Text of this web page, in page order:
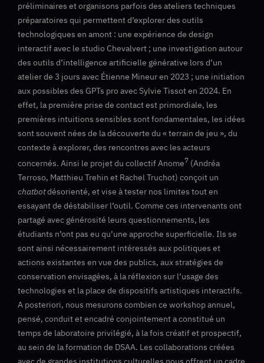
préliminaires et organisons parfois des ateliers techniques
préparatoires qui permettent d’explorer des outils
technologiques en amont : une expérience de design
interactif avec le studio Chevalvert ; une investigation autour
des outils d’intelligence artificielle générative lors d’un
atelier de 3 jours avec Étienne Mineur en 2023 ; une initiation
aux possibles des GPTs pro avec Sylvie Tissot en 2024. En
effet, la première prise de contact est primordiale, les
premières intuitions sensibles sont fondamentales, les idées
sont souvent nées de la découverte du « terrain de jeu », du
contexte à explorer, des rencontres avec les acteurs
concernés. Ainsi le projet du collectif Anome7 (Andréa
Terroso, Matthieu Trehin et Rachel Truchot) conçoit un
chatbotdésorienté, et vise à tester nos limites tout en
essayant de déstabiliser l’outil. Comme ces intervenants ont
partagé avec générosité leurs questionnements, les
étudiants n’ont pas eu qu’une approche superficielle. Ils se
sont ainsi nécessairement intéressés aux politiques et
actions existantes en vue des publics, aux stratégies de
conservation envisagées, à la réflexion sur l’usage des
technologies et la place de dispositifs artistiques interactifs.
A posteriori, nous mesurons combien ce workshop annuel,
pensé, conduit et encadré conjointement a constitué un
temps de laboratoire privilégié, à la fois créatif et prospectif,
au sein de la formation de DSAA. Les collaborations créées